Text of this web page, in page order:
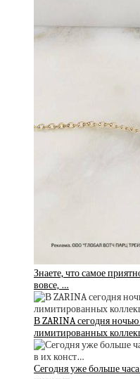
Знаете, что самое
вовсе, …
В ZARINA сегодня
лимитированных
Сегодня уже больше